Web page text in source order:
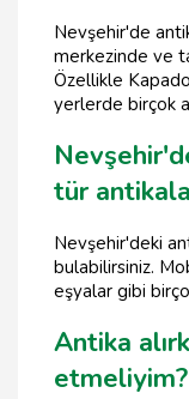
Nevşehir'de
merkezinde ve
Özellikle
yerlerde birçok
tür
Nevşehir'deki
bulabilirsiniz.
eşyalar gibi
Antika
etmeliyim?